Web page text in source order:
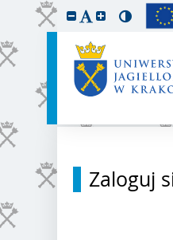
Zaloguj